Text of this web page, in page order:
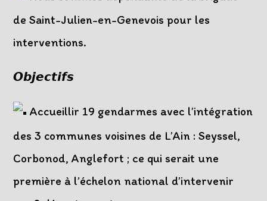
de Saint-Julien-en-Genevois pour les
interventions.
𝙊𝙗𝙟𝙚𝙘𝙩𝙞𝙛𝙨
Accueillir 19 gendarmes avec l’intégration
des 3 communes voisines de L’Ain : Seyssel,
Corbonod, Anglefort ; ce qui serait une
première à l’échelon national d’intervenir